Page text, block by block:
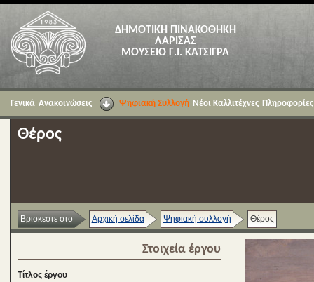
ΔΗΜΟΤΙΚΗ ΠΙΝΑΚΟΘΗΚΗ
ΛΑΡΙΣΑΣ
ΜΟΥΣΕΙΟ Γ.Ι. ΚΑΤΣΙΓΡΑ
Γενικά Ανακοινώσεις Ψηφιακή Συλλογή Νέοι Καλλιτέχνες Πληροφορίες
Θέρος
Βρίσκεστε στο Αρχική σελίδα Ψηφιακή συλλογή Θέρος
Στοιχεία έργου
Τίτλος έργου